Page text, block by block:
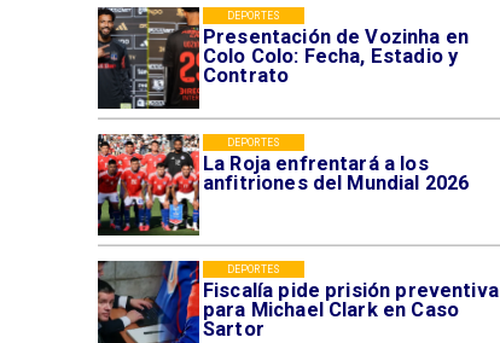
Presentación de Vozinha en
Colo Colo: Fecha, Estadio y
Contrato
DEPORTES
La Roja enfrentará a los
anfitriones del Mundial 2026
DEPORTES
Fiscalía pide prisión preventiva
para Michael Clark en Caso
Sartor
DEPORTES